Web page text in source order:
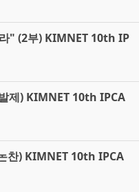
" (2부) KIMNET 10th IP
제) KIMNET 10th IPCA
찬) KIMNET 10th IPCA